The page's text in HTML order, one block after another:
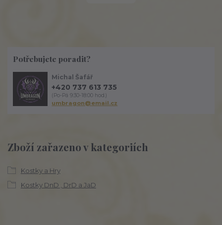
Zboží zařazeno v kategoriích
Kostky a Hry
Kostky DnD , DrD a JaD
Potřebujete poradit?
Michal Šafář
+420 737 613 735
(Po-Pá 9:30-18:00 hod.)
umbragon@email.cz